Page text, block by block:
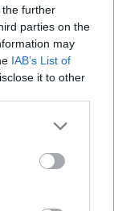
further
parties on the
may
IAB’s List of
it to other
320,42